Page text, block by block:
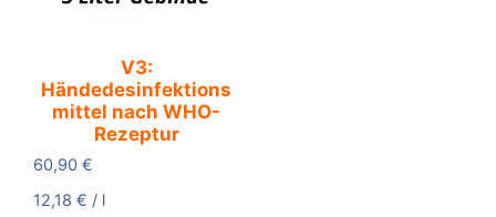
V3:
Händedesinfektions
mittel nach WHO-
Rezeptur
60,90 €
12,18 € / l